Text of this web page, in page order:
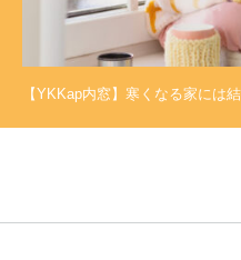
【YKKap内窓】寒くなる家には結